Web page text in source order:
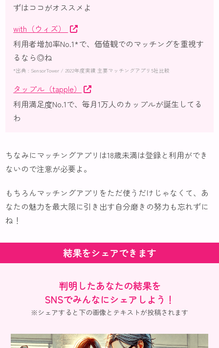
ずはココがオススメよ
with（ウィズ）
利用者増加率No.1*で、価値観でのマッチングを重視す
るなら◎ね
*出典 : SensorTower / 2022年度実績 主要マッチングアプリ5社比較
タップル（tapple）
利用満足度No.1で、毎月1万人のカップルが誕生してる
わ
ちなみにマッチングアプリは18歳未満は登録と利用ができ
ないので注意が必要よ。
もちろんマッチングアプリをただ使うだけじゃなくて、あ
なたの魅力を最大限に引き出す自分磨きの努力も忘れずに
ね！
結果をシェアできます
判明したあなたの結果を
SNSでみんなにシェアしよう！
※シェアすると下の画像とテキストが投稿されます